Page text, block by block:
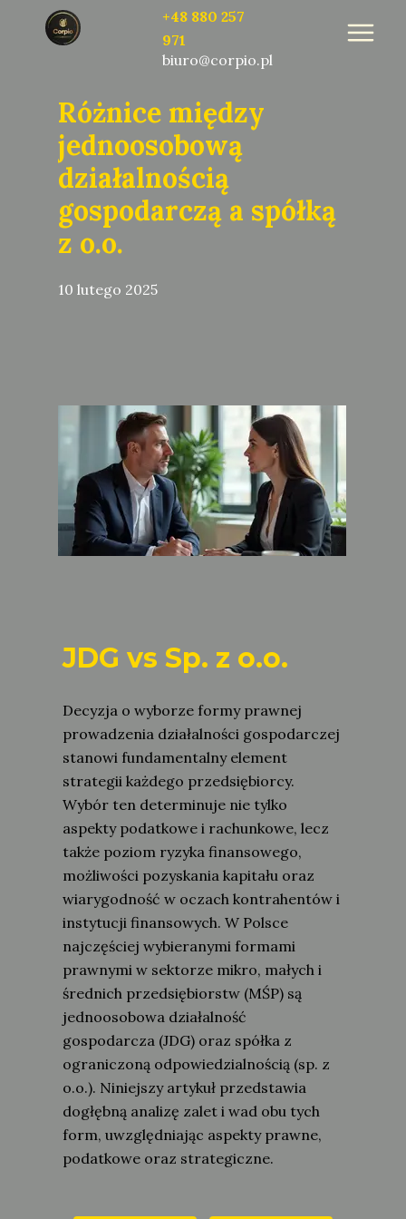
biuro@corpio.pl
+48 880 257
971
Różnice między
jednoosobową
działalnością
gospodarczą a spółką
z o.o.
10 lutego 2025
JDG vs Sp. z o.o.
Decyzja o wyborze formy prawnej
prowadzenia działalności gospodarczej
stanowi fundamentalny element
strategii każdego przedsiębiorcy.
Wybór ten determinuje nie tylko
aspekty podatkowe i rachunkowe, lecz
także poziom ryzyka finansowego,
możliwości pozyskania kapitału oraz
wiarygodność w oczach kontrahentów i
instytucji finansowych. W Polsce
najczęściej wybieranymi formami
prawnymi w sektorze mikro, małych i
średnich przedsiębiorstw (MŚP) są
jednoosobowa działalność
gospodarcza (JDG) oraz spółka z
ograniczoną odpowiedzialnością (sp. z
o.o.). Niniejszy artykuł przedstawia
dogłębną analizę zalet i wad obu tych
form, uwzględniając aspekty prawne,
podatkowe oraz strategiczne.